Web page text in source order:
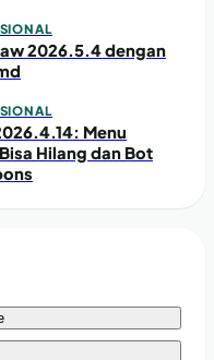
2026.5.4 dengan
Menu
Hilang dan Bot